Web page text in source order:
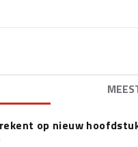
op nieuw